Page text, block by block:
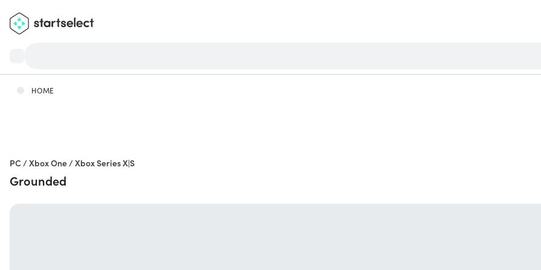
HOME
PC / Xbox One / Xbox Series X|S
Grounded